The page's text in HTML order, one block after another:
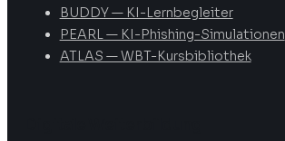
BUDDY — KI-Lernbegleiter
PEARL — KI-Phishing-Simulationen
ATLAS — WBT-Kursbibliothek